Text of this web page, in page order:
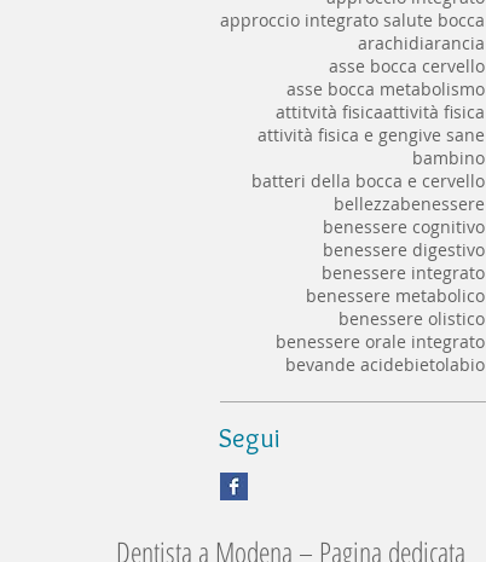
approccio integrato salute bocca
arachidiarancia
asse bocca cervello
asse bocca metabolismo
attitvità fisicaattività fisica
attività fisica e gengive sane
bambino
batteri della bocca e cervello
bellezzabenessere
benessere cognitivo
benessere digestivo
benessere integrato
benessere metabolico
benessere olistico
benessere orale integrato
bevande acidebietolabio
Segui
Dentista a Modena – Pagina dedicata